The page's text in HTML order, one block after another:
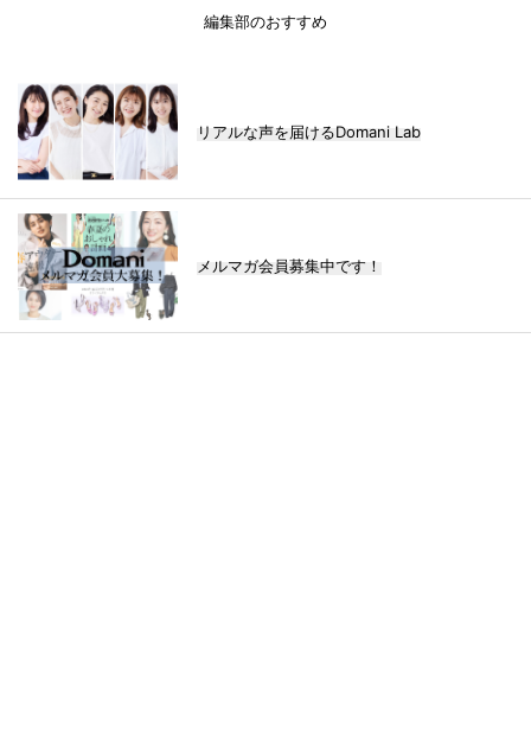
編集部のおすすめ
リアルな声を届けるDomani Lab
メルマガ会員募集中です！